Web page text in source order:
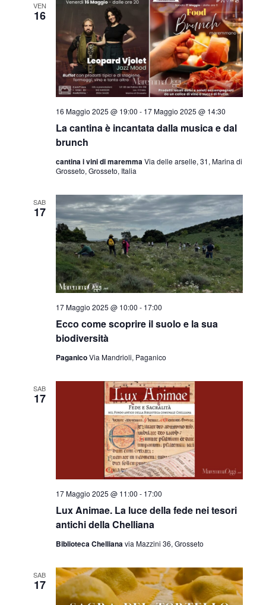
VEN
16
La cantina è incantata dalla musica e dal
brunch
16 Maggio 2025 @ 19:00 - 17 Maggio 2025 @ 14:30
cantina i vini di maremmaVia delle arselle, 31, Marina di
Grosseto, Grosseto, Italia
SAB
17
Ecco come scoprire il suolo e la sua
biodiversità
17 Maggio 2025 @ 10:00 - 17:00
PaganicoVia Mandrioli, Paganico
SAB
17
Lux Animae. La luce della fede nei tesori
antichi della Chelliana
17 Maggio 2025 @ 11:00 - 17:00
Biblioteca Chellianavia Mazzini 36, Grosseto
SAB
17